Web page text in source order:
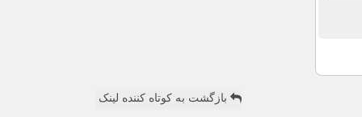
بازگشت به کوتاه کننده لینک